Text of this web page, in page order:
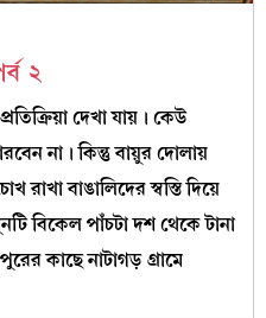
২
দেখা যায়। কেউ
না। কিন্তু বায়ুর দোলায়
বাঙালিদের স্বস্তি দিয়ে
বিকেল পাঁচটা দশ থেকে টানা
কাছে নাটাগড় গ্রামে